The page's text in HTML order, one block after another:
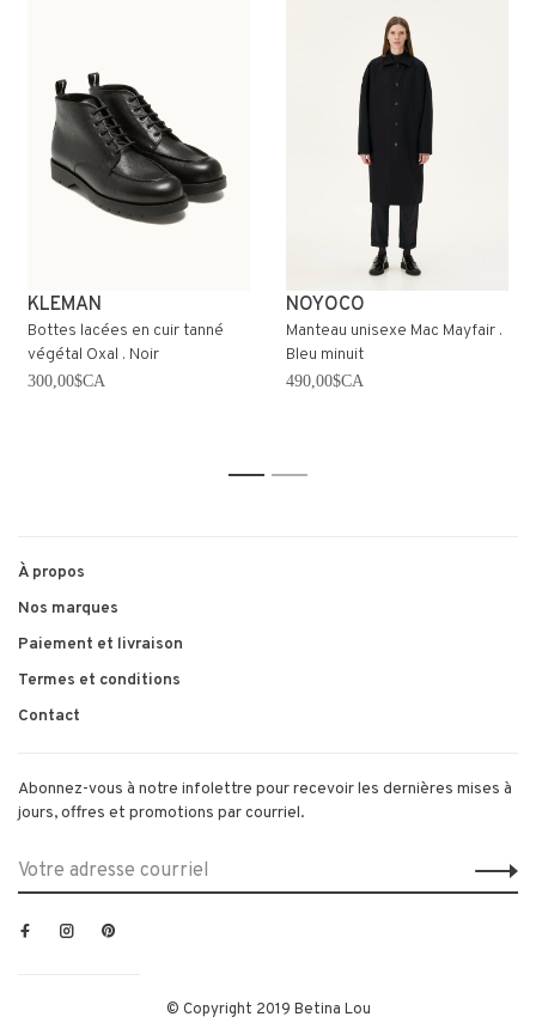
KLEMAN
Bottes lacées en cuir tanné
végétal Oxal . Noir
300,00$CA
NOYOCO
Manteau unisexe Mac Mayfair .
Bleu minuit
490,00$CA
1 2
À propos
Nos marques
Paiement et livraison
Termes et conditions
Contact
Abonnez-vous à notre infolettre pour recevoir les dernières mises à
jours, offres et promotions par courriel.